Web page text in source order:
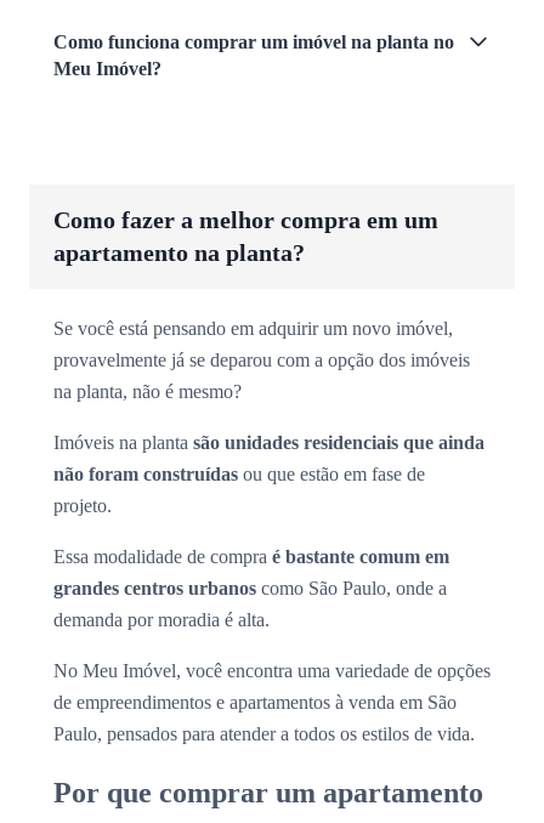
Como funciona comprar um imóvel na planta no
Meu Imóvel?
Como fazer a melhor compra em um
apartamento na planta?
Se você está pensando em adquirir um novo imóvel,
provavelmente já se deparou com a opção dos imóveis
na planta, não é mesmo?
Imóveis na planta são unidades residenciais que ainda
não foram construídas ou que estão em fase de
projeto.
Essa modalidade de compra é bastante comum em
grandes centros urbanos como São Paulo, onde a
demanda por moradia é alta.
No Meu Imóvel, você encontra uma variedade de opções
de empreendimentos e apartamentos à venda em São
Paulo, pensados para atender a todos os estilos de vida.
Por que comprar um apartamento